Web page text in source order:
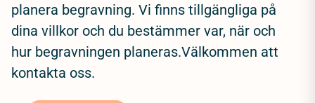
planera begravning. Vi finns tillgängliga på
dina villkor och du bestämmer var, när och
hur begravningen planeras.Välkommen att
kontakta oss.